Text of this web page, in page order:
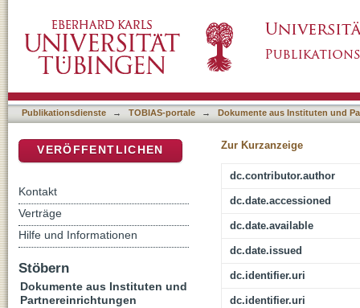
Publikationsdienste → TOBIAS-portale → Dokumente aus Instituten und
Zur Kurzanzeige
dc.contributor.author
dc.date.accessioned
dc.date.available
dc.date.issued
dc.identifier.uri
dc.identifier.uri
VERÖFFENTLICHEN
Kontakt
Verträge
Hilfe und Informationen
Stöbern
Dokumente aus Instituten und
Partnereinrichtungen